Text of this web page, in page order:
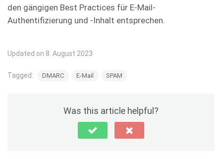
den gängigen Best Practices für E-Mail-
Authentifizierung und -Inhalt entsprechen.
Updated on 8. August 2023
Tagged: DMARC E-Mail SPAM
Was this article helpful?